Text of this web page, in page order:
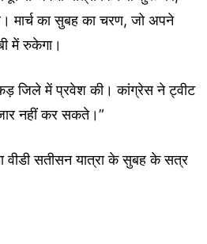
मार्च का सुबह का चरण, जो अपने
में रुकेगा।
जिले में प्रवेश की। कांग्रेस ने ट्वीट
नहीं कर सकते।”
वीडी सतीसन यात्रा के सुबह के सत्र